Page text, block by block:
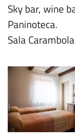
Sky bar, wine
Paninoteca.
Sala